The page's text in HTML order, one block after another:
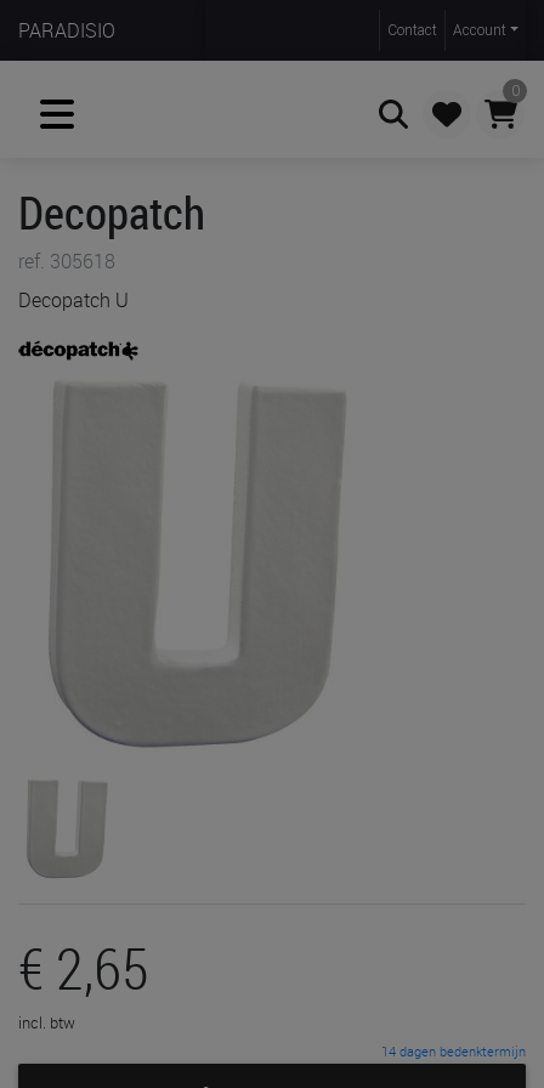
PARADISIO Contact Account
0
Decopatch
ref. 305618
Decopatch U
€ 2,65
incl. btw
14 dagen bedenktermijn